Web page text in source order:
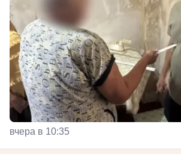
вчера в 10:35